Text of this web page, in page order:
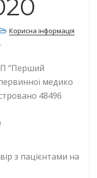
Корисна інформація
“Перший
медико
48496
з пацієнтами на